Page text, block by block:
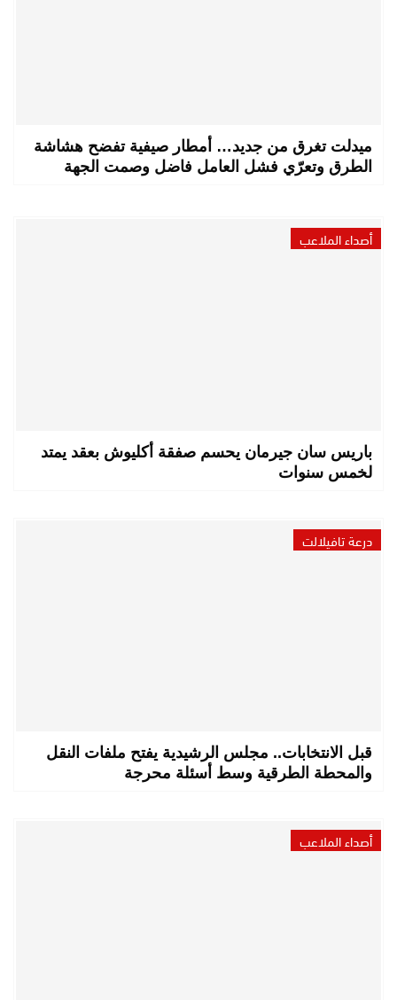
ميدلت تغرق من جديد… أمطار صيفية تفضح هشاشة
الطرق وتعرّي فشل العامل فاضل وصمت الجهة
أصداء الملاعب
باريس سان جيرمان يحسم صفقة أكليوش بعقد يمتد
لخمس سنوات
درعة تافيلالت
قبل الانتخابات.. مجلس الرشيدية يفتح ملفات النقل
والمحطة الطرقية وسط أسئلة محرجة
أصداء الملاعب